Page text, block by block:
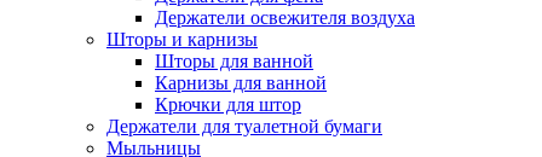
Держатели освежителя воздуха
Шторы и карнизы
Шторы для ванной
Карнизы для ванной
Крючки для штор
Держатели для туалетной бумаги
Мыльницы